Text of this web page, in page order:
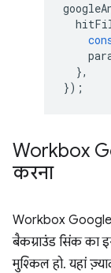
},
});
Workbox
करना
Workbox
बैकग्राउंड सिंक का
मुश्किल हो. यहां